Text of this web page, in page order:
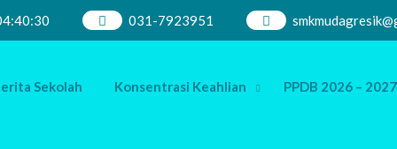
:40:31 031-7923951
Sekolah Konsentrasi Keahlian PPDB 2026 – 2027